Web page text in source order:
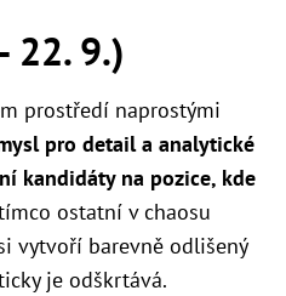
22. 9.)
prostředí naprostými
pro detail a analytické
kandidáty na pozice, kde
ostatní v chaosu
vytvoří barevně odlišený
je odškrtává.